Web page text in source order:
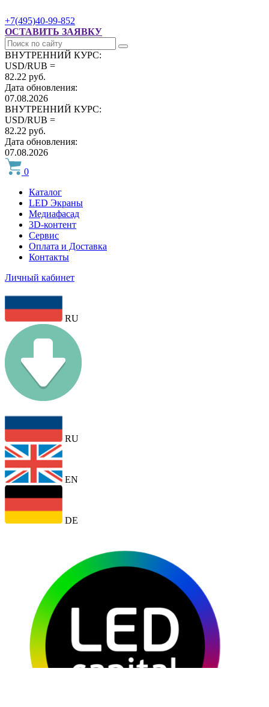
+7(495)40-99-852
ОСТАВИТЬ ЗАЯВКУ
ВНУТРЕННИЙ КУРС:
USD/RUB =
82.22 руб.
Дата обновления:
07.08.2026
ВНУТРЕННИЙ КУРС:
USD/RUB =
82.22 руб.
Дата обновления:
07.08.2026
0
Каталог
LED Экраны
Медиафасад
3D-контент
Сервис
Оплата и Доставка
Контакты
Личный кабинет
RU
RU
EN
DE